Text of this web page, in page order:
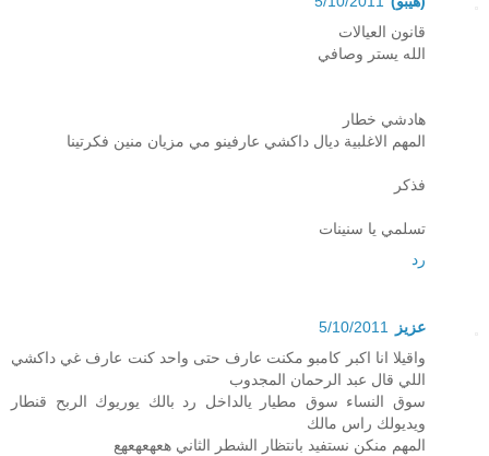
قانون العيالات
الله يستر وصافي
هادشي خطار
المهم الاغلبية ديال داكشي عارفينو مي مزيان منين فكرتينا
فذكر
تسلمي يا سنينات
رد
عزيز
5/10/2011
واقيلا انا اكبر كامبو مكنت عارف حتى واحد كنت عارف غي داكشي
اللي قال عبد الرحمان المجدوب
سوق النساء سوق مطيار يالداخل رد بالك يوريوك الربح قنطار
ويديولك راس مالك
المهم منكن نستفيد بانتظار الشطر الثاني هعهعهعهع